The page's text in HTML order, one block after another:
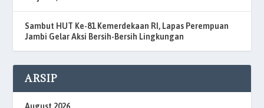
Sambut HUT Ke-81 Kemerdekaan RI, Lapas Perempuan
Jambi Gelar Aksi Bersih-Bersih Lingkungan
ARSIP